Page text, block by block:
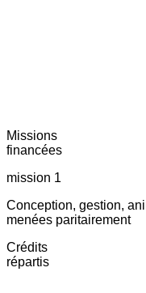
Missions
financées
mission 1
Conception, gestion,
menées paritairement
Crédits
répartis